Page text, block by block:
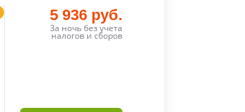
5 936 руб.
За ночь без учета
налогов и сборов